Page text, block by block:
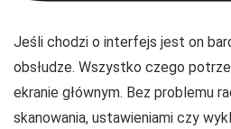
Jeśli chodzi o interfejs jest on
obsłudze. Wszystko czego
ekranie głównym. Bez problemu
skanowania, ustawieniami czy